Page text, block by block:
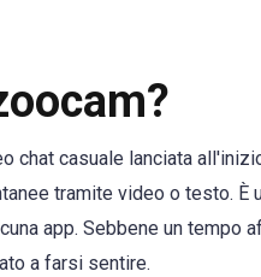
chat casuale lanciata
tramite video o testo. È
app. Sebbene un
a farsi sentire.